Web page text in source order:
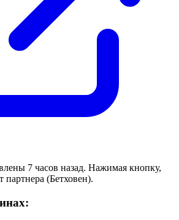
7 часов назад. Нажимая кнопку,
партнера (Бетховен).